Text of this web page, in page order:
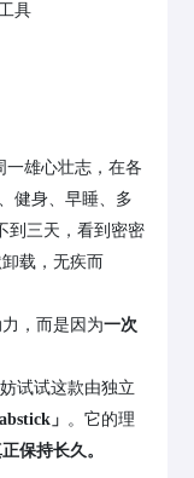
具
一雄心壮志，在各
健身、早睡、多
到三天，看到密密
载，无疾而
，而是因为一次
试试这款由独立
」 。它的理
保持长久。